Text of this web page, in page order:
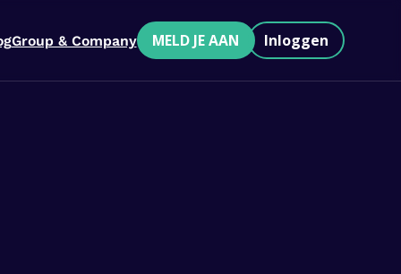
Group & Company MELD JE AAN Inloggen